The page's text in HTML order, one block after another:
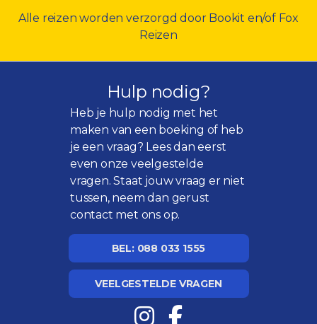
Alle reizen worden verzorgd door Bookit en/of Fox
Reizen
Hulp nodig?
Heb je hulp nodig met het
maken van een boeking of heb
je een vraag? Lees dan eerst
even onzeveelgestelde
vragen. Staat jouw vraag er niet
tussen, neem dan gerust
contact met ons op.
BEL: 088 033 1555
VEELGESTELDE VRAGEN